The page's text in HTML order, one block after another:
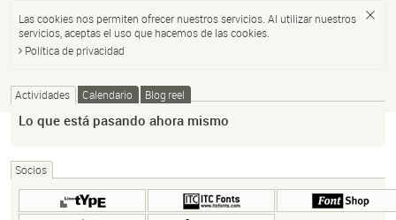
Las cookies nos permiten ofrecer nuestros servicios. Al utilizar nuestros
servicios, aceptas el uso que hacemos de las cookies.
Política de privacidad
Actividades Calendario Blog reel
Lo que está pasando ahora mismo
Socios